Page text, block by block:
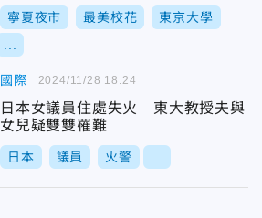
寧夏夜市 最美校花 東京大學
國際
日本女議員住處失火 東大教授夫與
女兒疑雙雙罹難
日本 議員 火警
2024/11/28 18:24